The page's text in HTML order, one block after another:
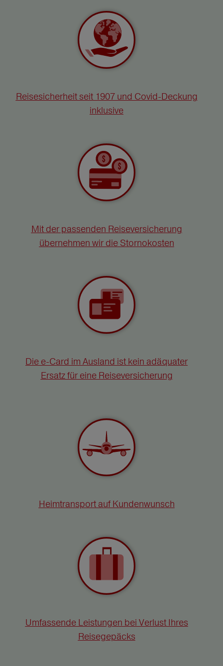
Reisesicherheit seit 1907 und Covid-Deckung
inklusive
Mit der passenden Reiseversicherung
übernehmen wir die Stornokosten
Die e-Card im Ausland ist kein adäquater
Ersatz für eine Reiseversicherung
Heimtransport auf Kundenwunsch
Umfassende Leistungen bei Verlust Ihres
Reisegepäcks